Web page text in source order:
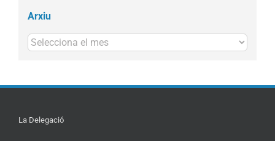
Arxiu
Arxius
La Delegació